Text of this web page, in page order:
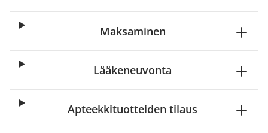
Maksaminen
Lääkeneuvonta
Apteekkituotteiden tilaus